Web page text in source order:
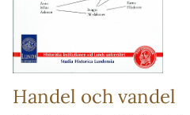
Handel och vandel